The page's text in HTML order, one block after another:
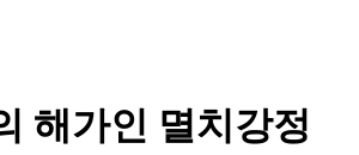
해가인 멸치강정